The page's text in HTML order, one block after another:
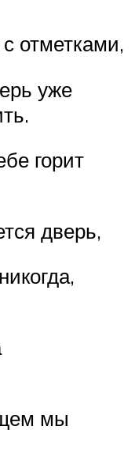
отметками,
уже
горит
дверь,
мы